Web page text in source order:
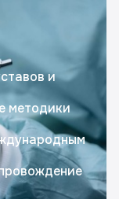
и
методики